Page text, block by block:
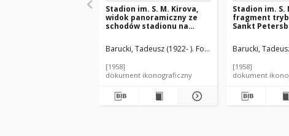
Stadion im. S. M. Kirova,
widok panoramiczny ze
schodów stadionu na
Petersburg, Rosja
Barucki, Tadeusz (1922- ). Fotograf Nikolʹskij,
[1958]
dokument ikonograficzny
Stadion im. S.
fragment
Sankt
Barucki,
[1958]
dokument